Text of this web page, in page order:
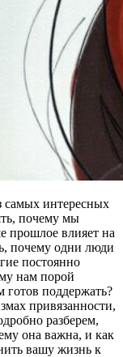
самых интересных
почему мы
прошлое влияет на
почему одни люди
постоянно
нам порой
готов поддержать?
привязанности,
разберем,
она важна, и как
вашу жизнь к